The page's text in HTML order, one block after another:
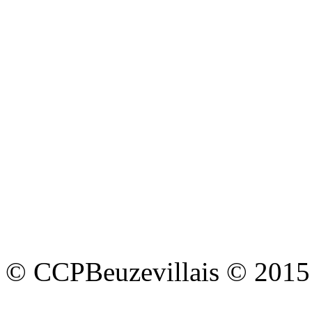
© CCPBeuzevillais © 2015